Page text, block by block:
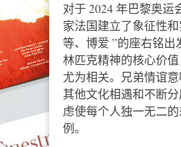
对于 2024 年巴黎奥
家法国建立了象征性和
等、博爱 ”的座右铭出
林匹克精神的核心价
尤为相关。兄弟情谊
其他文化相遇和不断
虑使每个人独一无二
例。